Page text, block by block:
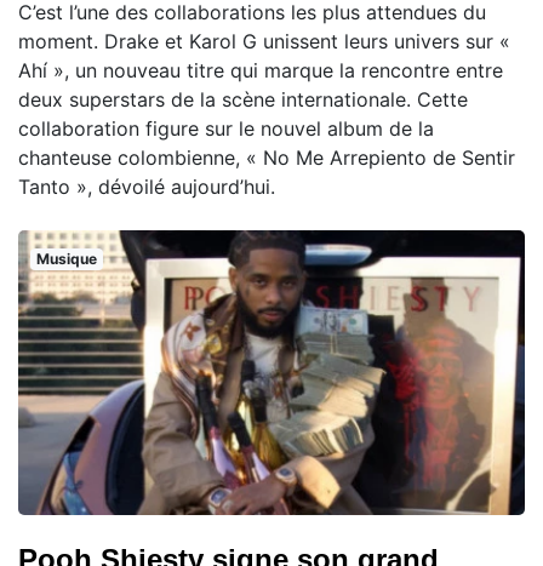
C’est l’une des collaborations les plus attendues du
moment. Drake et Karol G unissent leurs univers sur «
Ahí », un nouveau titre qui marque la rencontre entre
deux superstars de la scène internationale. Cette
collaboration figure sur le nouvel album de la
chanteuse colombienne, « No Me Arrepiento de Sentir
Tanto », dévoilé aujourd’hui.
Musique
Pooh Shiesty signe son grand